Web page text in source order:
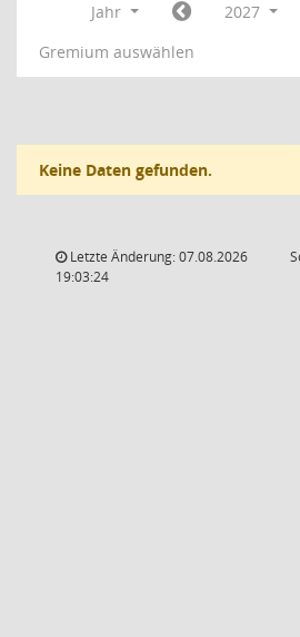
Jahr
2027
Gremium auswählen
Keine Daten gefunden.
Letzte Änderung: 07.08.2026
19:03:24